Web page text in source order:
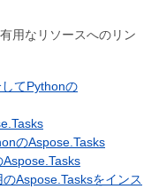
用なリソースへのリン
てPythonの
のAspose.Tasks
Aspose.Tasksをインス